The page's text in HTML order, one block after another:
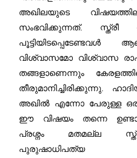
അഖിലയുടെ
സംഭവിക്കുന്നത്.
വിശ്വാസമോ വിശ്വാസ
തങ്ങളാണെന്നും
തീരുമാനിച്ചിരിക്കുന്നു.
അഖിൽ എന്നോ പേരുള്ള
ഈ വിഷയം തന്നെ
പ്രശ്നം മതമല്ല